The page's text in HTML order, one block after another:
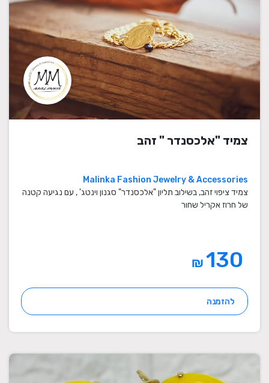
צמיד "אלכסנדר " זהב
Malinka Fashion Jewelry & Accessories
צמיד ציפוי זהב, בשילוב תליון "אלכסנדר" סגנון וינטג' , עם נגיעה קטנה
של חרוז אקריל שחור
₪
להזמנה